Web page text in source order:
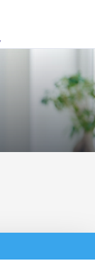
για τη